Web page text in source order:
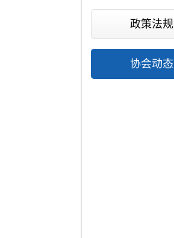
政策法规
协会动态